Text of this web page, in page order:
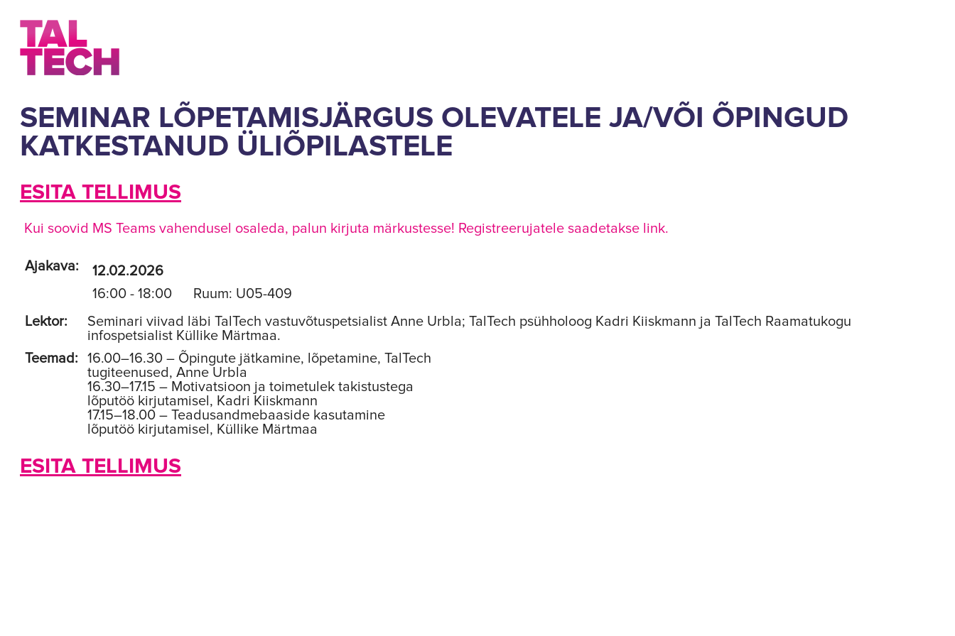
SEMINAR LÕPETAMISJÄRGUS OLEVATELE JA/VÕI ÕPINGUD
KATKESTANUD ÜLIÕPILASTELE
ESITA TELLIMUS
Kui soovid MS Teams vahendusel osaleda, palun kirjuta märkustesse! Registreerujatele saadetakse link.
Ajakava:
12.02.2026
16:00 - 18:00
Ruum: U05-409
Lektor:
Seminari viivad läbi TalTech vastuvõtuspetsialist Anne Urbla; TalTech psühholoog Kadri Kiiskmann ja TalTech Raamatukogu
infospetsialist Küllike Märtmaa.
Teemad: 16.00–16.30 – Õpingute jätkamine, lõpetamine, TalTech
tugiteenused, Anne Urbla
16.30–17.15 – Motivatsioon ja toimetulek takistustega
lõputöö kirjutamisel, Kadri Kiiskmann
17.15–18.00 – Teadusandmebaaside kasutamine
lõputöö kirjutamisel, Küllike Märtmaa
ESITA TELLIMUS